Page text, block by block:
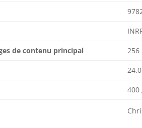
de contenu principal 256
400